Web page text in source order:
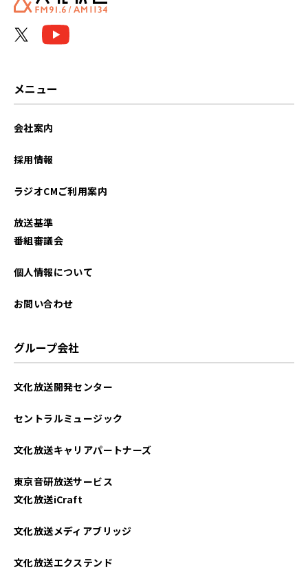
2025年09月
2025年06月
2025年01月
2024年12月
メニュー
会社案内
採用情報
ラジオCMご利用案内
放送基準
番組審議会
個人情報について
お問い合わせ
グループ会社
文化放送開発センター
セントラルミュージック
文化放送キャリアパートナーズ
東京音研放送サービス
文化放送iCraft
文化放送メディアブリッジ
文化放送エクステンド